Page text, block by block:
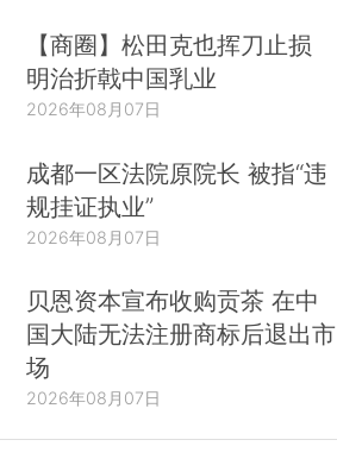
【商圈】松田克也挥刀止损
明治折戟中国乳业
2026年08月07日
成都一区法院原院长 被指“违
规挂证执业”
2026年08月07日
贝恩资本宣布收购贡茶 在中
国大陆无法注册商标后退出市
场
2026年08月07日